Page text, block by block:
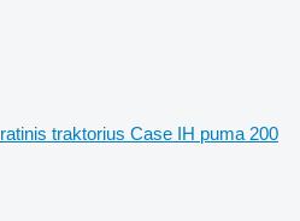
ratinis traktorius Case IH puma 200